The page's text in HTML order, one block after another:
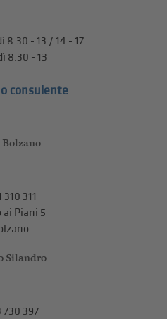
8.30 - 13 / 14 - 17
8.30 - 13
consulente
Bolzano
311
ai Piani 5
Silandro
397